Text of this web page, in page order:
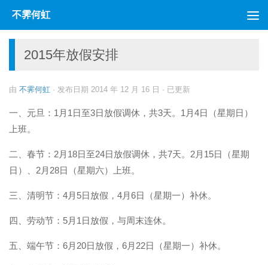
跳至内容
不霁何虹
2015年放假安排
由 不霁何虹 · 发布日期 2014 年 12 月 16 日 · 已更新
一、元旦：1月1日至3日放假调休，共3天。1月4日（星期日）
上班。
二、春节：2月18日至24日放假调休，共7天。2月15日（星期
日）、2月28日（星期六）上班。
三、清明节：4月5日放假，4月6日（星期一）补休。
四、劳动节：5月1日放假，与周末连休。
五、端午节：6月20日放假，6月22日（星期一）补休。